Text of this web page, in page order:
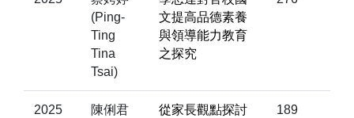
(Ping-
Ting
Tina
Tsai)
文提高品德素養
與領導能力教育
之探究
2025
陳俐君
從家長觀點探討
189